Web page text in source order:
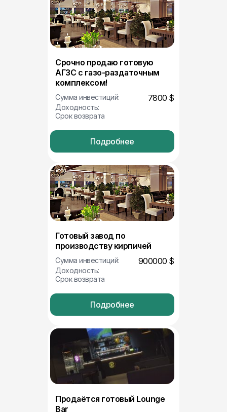
Срочно продаю готовую
АГЗС с газо-раздаточным
комплексом!
Сумма инвестиций: 7800 $
Доходность:
Срок возврата
Подробнее
Готовый завод по
производству кирпичей
Сумма инвестиций: 900000 $
Доходность:
Срок возврата
Подробнее
Продаётся готовый Lounge
Bar